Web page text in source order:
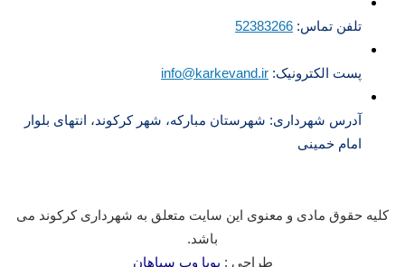
تلفن تماس: 52383266
پست الکترونیک: info@karkevand.ir
آدرس شهرداری: شهرستان مبارکه، شهر کرکوند، انتهای بلوار
امام خمینی
کلیه حقوق مادی و معنوی این سایت متعلق به شهرداری کرکوند می
باشد.
طراحی : پویا وب سپاهان